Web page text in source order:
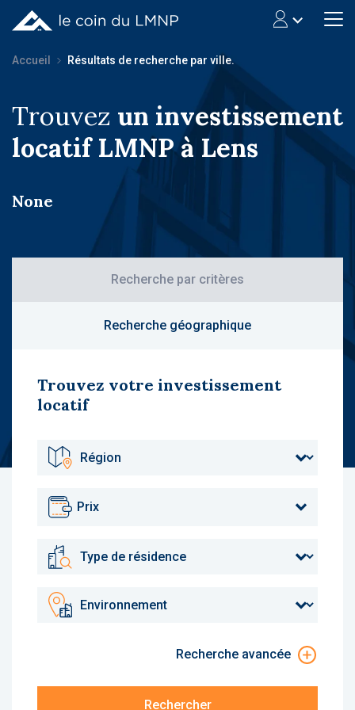
Accueil Résultats de recherche par ville.
Trouvez un investissement
locatif LMNP à Lens
None
Recherche par critères
Recherche géographique
Trouvez votre investissement
locatif
Prix
Recherche avancée
Rechercher